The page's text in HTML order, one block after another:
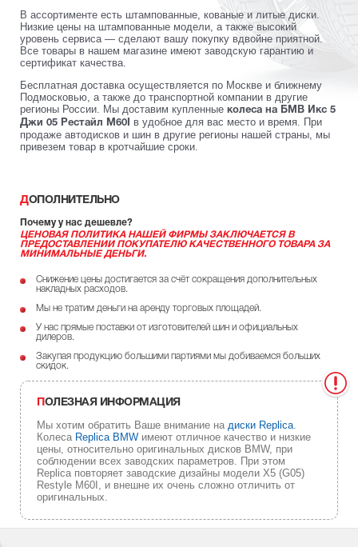
В ассортименте есть штампованные, кованые и литые диски.
Низкие цены на штампованные модели, а также высокий
уровень сервиса — сделают вашу покупку вдвойне приятной.
Все товары в нашем магазине имеют заводскую гарантию и
сертификат качества.
Бесплатная доставка осуществляется по Москве и ближнему
Подмосковью, а также до транспортной компании в другие
регионы России. Мы доставим купленные колеса на БМВ Икс 5
Джи 05 Рестайл M60I
в удобное для вас место и время. При
продаже автодисков и шин в другие регионы нашей страны, мы
привезем товар в кротчайшие сроки.
ДОПОЛНИТЕЛЬНО
Почему у нас дешевле?
ЦЕНОВАЯ ПОЛИТИКА НАШЕЙ ФИРМЫ ЗАКЛЮЧАЕТСЯ В
ПРЕДОСТАВЛЕНИИ ПОКУПАТЕЛЮ КАЧЕСТВЕННОГО ТОВАРА ЗА
МИНИМАЛЬНЫЕ ДЕНЬГИ.
Снижение цены достигается за счёт сокращения дополнительных
накладных расходов.
Мы не тратим деньги на аренду торговых площадей.
У нас прямые поставки от изготовителей шин и официальных
дилеров.
Закупая продукцию большими партиями мы добиваемся больших
скидок.
ПОЛЕЗНАЯ ИНФОРМАЦИЯ
Мы хотим обратить Ваше внимание на диски Replica.
Колеса Replica BMW имеют отличное качество и низкие
цены, относительно оригинальных дисков BMW, при
соблюдении всех заводских параметров. При этом
Replica повторяет заводские дизайны модели X5 (G05)
Restyle M60I, и внешне их очень сложно отличить от
оригинальных.